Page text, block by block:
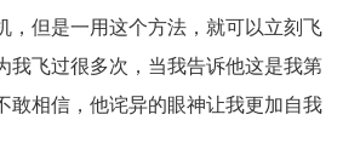
，但是一用这个方法，就可以立刻飞
我飞过很多次，当我告诉他这是我第
敢相信，他诧异的眼神让我更加自我